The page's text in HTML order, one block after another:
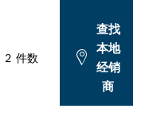
2 件数
查找
本地
经销
商